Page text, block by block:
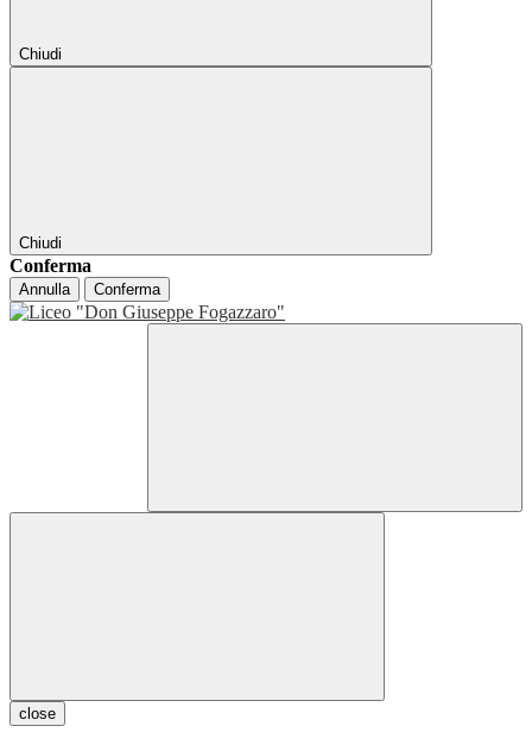
Chiudi
Chiudi
Conferma
Annulla Conferma
close